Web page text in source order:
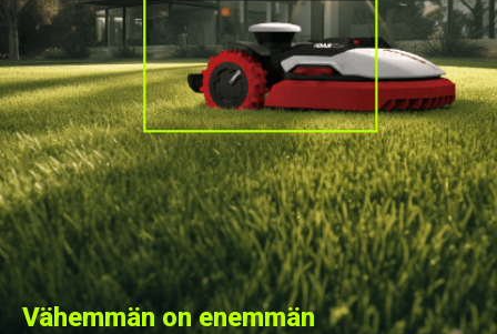
Vähemmän on enemmän